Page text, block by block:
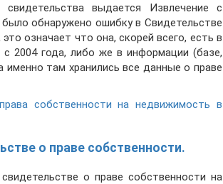
выдается Извлечение с
обнаружено ошибку в Свидетельстве
означает что она, скорей всего, есть в
2004 года, либо же в информации (базе,
именно там хранились все данные о праве
собственности на недвижимость в
о праве собственности.
о праве собственности на